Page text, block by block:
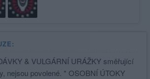
& VULGÁRNÍ URÁŽKY směřující
nejsou povolené. * OSOBNÍ ÚTOKY